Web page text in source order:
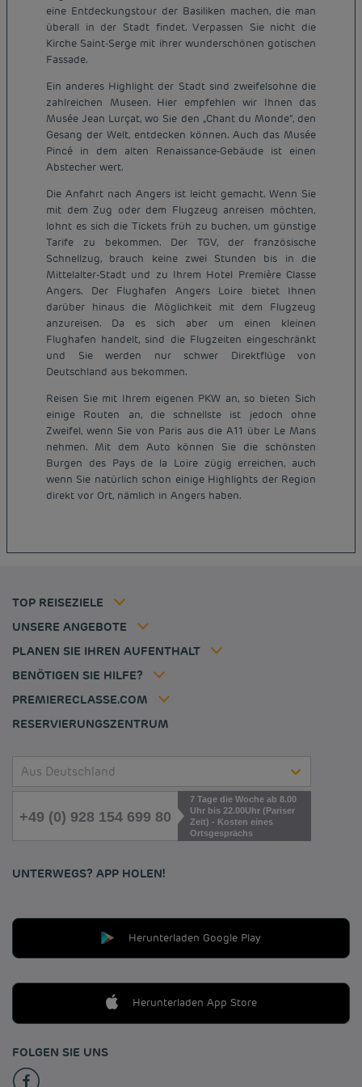
eine Entdeckungstour der Basiliken machen, die man
überall in der Stadt findet. Verpassen Sie nicht die
Kirche Saint-Serge mit ihrer wunderschönen gotischen
Fassade.
Ein anderes Highlight der Stadt sind zweifelsohne die
zahlreichen Museen. Hier empfehlen wir Ihnen das
Musée Jean Lurçat, wo Sie den „Chant du Monde“, den
Gesang der Welt, entdecken können. Auch das Musée
Pincé in dem alten Renaissance-Gebäude ist einen
Abstecher wert.
Die Anfahrt nach Angers ist leicht gemacht. Wenn Sie
mit dem Zug oder dem Flugzeug anreisen möchten,
lohnt es sich die Tickets früh zu buchen, um günstige
Tarife zu bekommen. Der TGV, der französische
Schnellzug, brauch keine zwei Stunden bis in die
Mittelalter-Stadt und zu Ihrem Hotel Première Classe
Angers. Der Flughafen Angers Loire bietet Ihnen
darüber hinaus die Möglichkeit mit dem Flugzeug
anzureisen. Da es sich aber um einen kleinen
Flughafen handelt, sind die Flugzeiten eingeschränkt
und Sie werden nur schwer Direktflüge von
Deutschland aus bekommen.
Reisen Sie mit Ihrem eigenen PKW an, so bieten Sich
einige Routen an, die schnellste ist jedoch ohne
Zweifel, wenn Sie von Paris aus die A11 über Le Mans
nehmen. Mit dem Auto können Sie die schönsten
Burgen des Pays de la Loire zügig erreichen, auch
wenn Sie natürlich schon einige Highlights der Region
direkt vor Ort, nämlich in Angers haben.
TOP REISEZIELE
Günstige Hotels Paris
Günstige Hotels Hannover
Günstige Hotels Frankreich
UNSERE ANGEBOTE
Mitgliedsrate
PLANEN SIE IHREN AUFENTHALT
BENÖTIGEN SIE HILFE?
PREMIERECLASSE.COM
Impressum
Tax policy
Karriere
RESERVIERUNGSZENTRUM
Aus Deutschland
+49 (0) 928 154 699 80
7 Tage die Woche ab 8.00
Uhr bis 22.00Uhr (Pariser
Zeit) - Kosten eines
Ortsgesprächs
UNTERWEGS? APP HOLEN!
Herunterladen Google Play
Herunterladen App Store
FOLGEN SIE UNS